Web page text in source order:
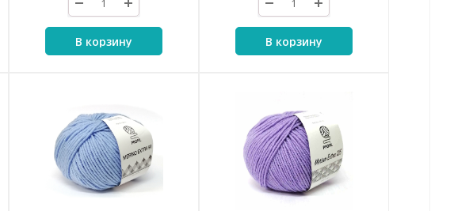
В корзину В корзину